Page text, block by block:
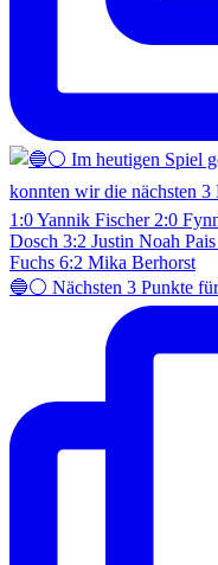
🔵⚪️ Nächsten 3 Punkte